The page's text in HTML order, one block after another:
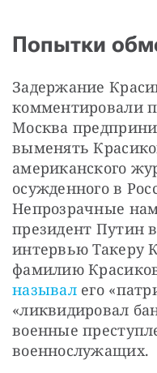
Попытки
Задержание
комментировали
Москва
выменять
американского
осужденного в
Непрозрачные
президент Путин
интервью Такеру
называл его
«ликвидировал
военные
военнослужащих.